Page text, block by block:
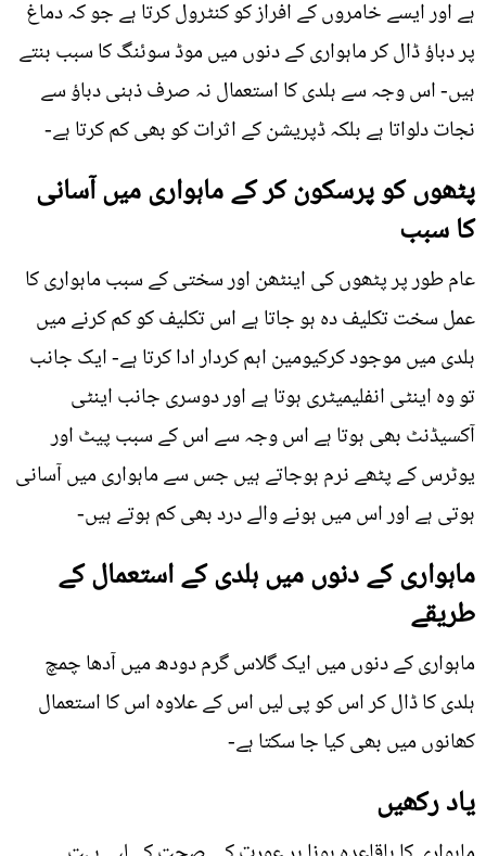
ہے اور ایسے خامروں کے افراز کو کنٹرول کرتا ہے جو کہ دماغ
پر دباؤ ڈال کر ماہواری کے دنوں میں موڈ سوئنگ کا سبب بنتے
ہیں- اس وجہ سے ہلدی کا استعمال نہ صرف ذہنی دباؤ سے
نجات دلواتا ہے بلکہ ڈپریشن کے اثرات کو بھی کم کرتا ہے-
پٹھوں کو پرسکون کر کے ماہواری میں آسانی
کا سبب
عام طور پر پٹھوں کی اینٹھن اور سختی کے سبب ماہواری کا
عمل سخت تکلیف دہ ہو جاتا ہے اس تکلیف کو کم کرنے میں
ہلدی میں موجود کرکیومین اہم کردار ادا کرتا ہے- ایک جانب
تو وہ اینٹی انفلیمیٹری ہوتا ہے اور دوسری جانب اینٹی
آکسیڈنٹ بھی ہوتا ہے اس وجہ سے اس کے سبب پیٹ اور
یوٹرس کے پٹھے نرم ہوجاتے ہیں جس سے ماہواری میں آسانی
ہوتی ہے اور اس میں ہونے والے درد بھی کم ہوتے ہیں-
ماہواری کے دنوں میں ہلدی کے استعمال کے
طریقے
ماہواری کے دنوں میں ایک گلاس گرم دودھ میں آدھا چمچ
ہلدی کا ڈال کر اس کو پی لیں اس کے علاوہ اس کا استعمال
کھانوں میں بھی کیا جا سکتا ہے-
یاد رکھیں